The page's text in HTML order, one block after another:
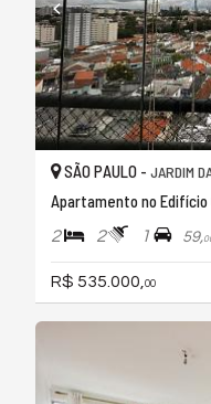
SÃO PAULO - JARDIM
Apartamento no Edifício
2 2 1 59,
R$ 535.000, 00